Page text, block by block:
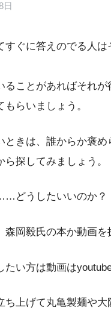
日
すぐに答えのでる人
ることがあればそれ
らいましょう。
ときは、誰からか褒
探してみましょう。
どうしたいいのか？
岡毅氏の本か動画を
い方は動画は
上げて丸亀製麺や大